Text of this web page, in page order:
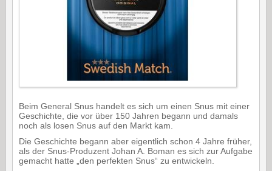
Beim General Snus handelt es sich um einen Snus mit einer
Geschichte, die vor über 150 Jahren begann und damals
noch als losen Snus auf den Markt kam.
Die Geschichte begann aber eigentlich schon 4 Jahre früher,
als der Snus-Produzent Johan A. Boman es sich zur Aufgabe
gemacht hatte „den perfekten Snus“ zu entwickeln.